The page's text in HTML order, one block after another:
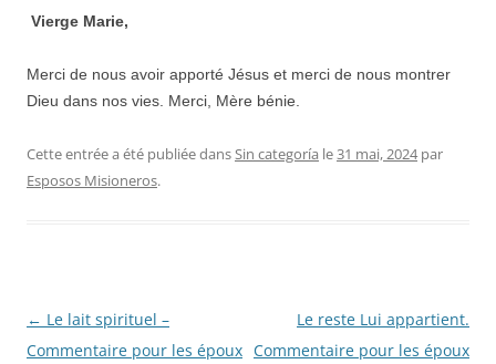
Vierge Marie,
Merci de nous avoir apporté Jésus et merci de nous montrer
Dieu dans nos vies. Merci, Mère bénie.
Cette entrée a été publiée dansSin categoría le31 mai, 2024 par
Esposos Misioneros.
Navigation
des
← Le lait spirituel –
Commentaire pour les époux
Le reste Lui appartient.
Commentaire pour les époux